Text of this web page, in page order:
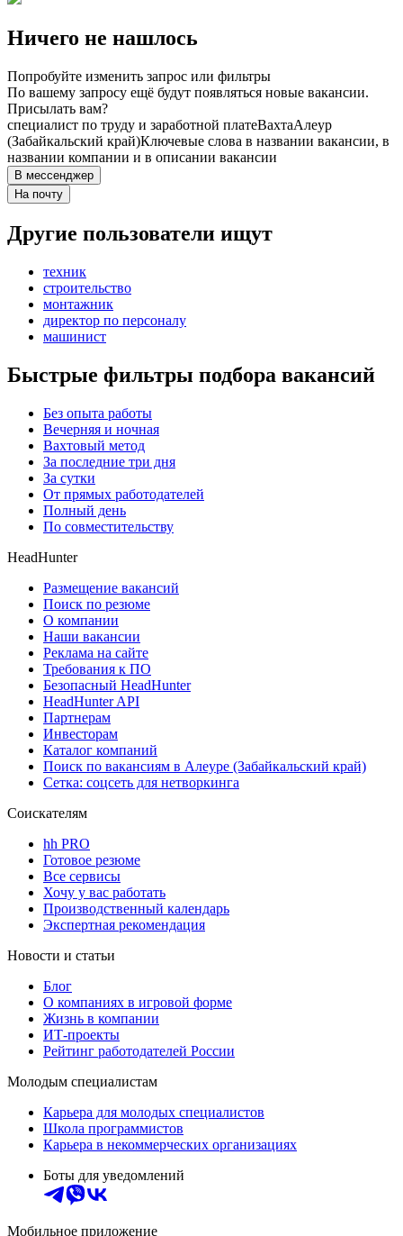
Ничего не нашлось
Попробуйте изменить запрос или фильтры
По вашему запросу ещё будут появляться новые вакансии.
Присылать вам?
специалист по труду и заработной платеВахтаАлеур
(Забайкальский край)Ключевые слова в названии вакансии, в
названии компании и в описании вакансии
В мессенджер
На почту
Другие пользователи ищут
техник
строительство
монтажник
директор по персоналу
машинист
Быстрые фильтры подбора вакансий
Без опыта работы
Вечерняя и ночная
Вахтовый метод
За последние три дня
За сутки
От прямых работодателей
Полный день
По совместительству
HeadHunter
Размещение вакансий
Поиск по резюме
О компании
Наши вакансии
Реклама на сайте
Требования к ПО
Безопасный HeadHunter
HeadHunter API
Партнерам
Инвесторам
Каталог компаний
Поиск по вакансиям в Алеуре (Забайкальский край)
Сетка: соцсеть для нетворкинга
Соискателям
hh PRO
Готовое резюме
Все сервисы
Хочу у вас работать
Производственный календарь
Экспертная рекомендация
Новости и статьи
Блог
О компаниях в игровой форме
Жизнь в компании
ИТ-проекты
Рейтинг работодателей России
Молодым специалистам
Карьера для молодых специалистов
Школа программистов
Карьера в некоммерческих организациях
Боты для уведомлений
Мобильное приложение